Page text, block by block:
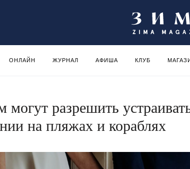
ОНЛАЙН ЖУРНАЛ АФИША КЛУБ
могут разрешить
на пляжах и кораблях